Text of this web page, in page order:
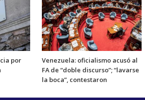
por
Venezuela: oficialismo acusó al
FA de “doble discurso”; “lavarse
la boca”, contestaron